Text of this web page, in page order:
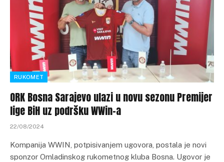
RUKOMET
ORK Bosna Sarajevo ulazi u novu sezonu Premijer
lige BiH uz podršku WWin-a
22/08/2024
Kompanija WWIN, potpisivanjem ugovora, postala je novi
sponzor Omladinskog rukometnog kluba Bosna. Ugovor je